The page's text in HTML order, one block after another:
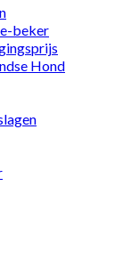
beker
Hond